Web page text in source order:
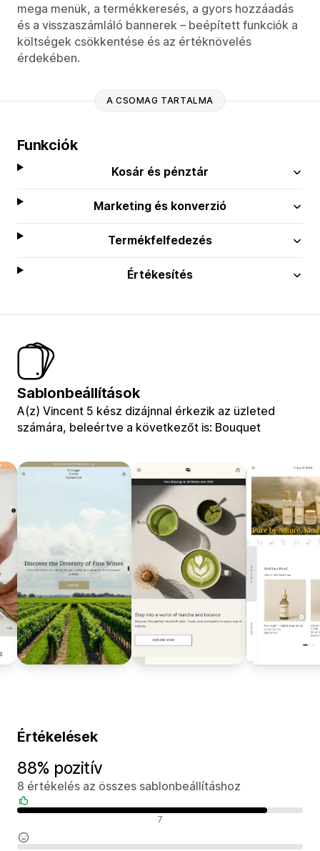
mega menük, a termékkeresés, a gyors hozzáadás
és a visszaszámláló bannerek – beépített funkciók a
költségek csökkentése és az értéknövelés
érdekében.
A CSOMAG TARTALMA
Funkciók
Kosár és pénztár
Marketing és konverzió
Termékfelfedezés
Értékesítés
Sablonbeállítások
A(z) Vincent 5 kész dizájnnal érkezik az üzleted
számára, beleértve a következőt is: Bouquet
Értékelések
88% pozitív
8 értékelés az összes sablonbeállításhoz
7